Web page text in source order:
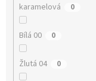
karamelová 0
Bílá 00 0
Žlutá 04 0